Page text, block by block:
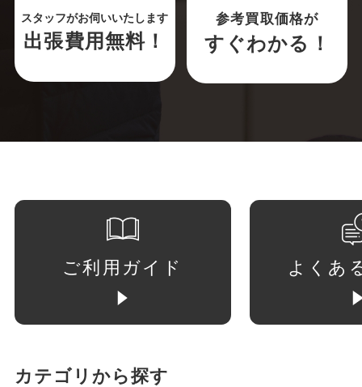
スタッフがお伺いいたします
出張費用無料！
参考買取価格が
すぐわかる！
ご利用ガイド よくあ
カテゴリから探す